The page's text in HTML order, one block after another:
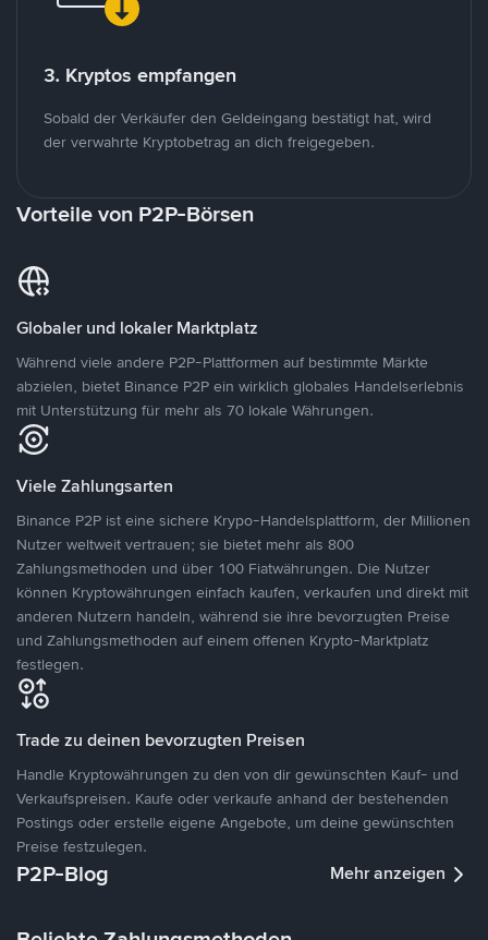
3. Kryptos empfangen
Sobald der Verkäufer den Geldeingang bestätigt hat, wird
der verwahrte Kryptobetrag an dich freigegeben.
Vorteile von P2P-Börsen
Globaler und lokaler Marktplatz
Während viele andere P2P-Plattformen auf bestimmte Märkte
abzielen, bietet Binance P2P ein wirklich globales Handelserlebnis
mit Unterstützung für mehr als 70 lokale Währungen.
Viele Zahlungsarten
Binance P2P ist eine sichere Krypo-Handelsplattform, der Millionen
Nutzer weltweit vertrauen; sie bietet mehr als 800
Zahlungsmethoden und über 100 Fiatwährungen. Die Nutzer
können Kryptowährungen einfach kaufen, verkaufen und direkt mit
anderen Nutzern handeln, während sie ihre bevorzugten Preise
und Zahlungsmethoden auf einem offenen Krypto-Marktplatz
festlegen.
Trade zu deinen bevorzugten Preisen
Handle Kryptowährungen zu den von dir gewünschten Kauf- und
Verkaufspreisen. Kaufe oder verkaufe anhand der bestehenden
Postings oder erstelle eigene Angebote, um deine gewünschten
Preise festzulegen.
P2P-Blog Mehr anzeigen